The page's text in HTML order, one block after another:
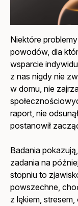
Niektóre
powodów, dla
wsparcie
z nas nigdy nie
w domu, nie
raport, nie
postanowił
Badania
zadania na
stopniu to
powszechne,
z lękiem,